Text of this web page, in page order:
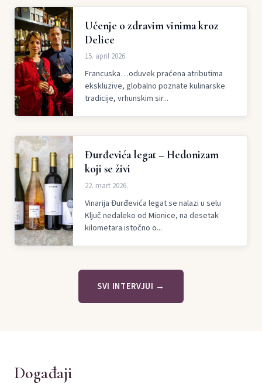
Učenje o zdravim vinima kroz
Delice
15. april 2026.
Francuska…oduvek praćena atributima
ekskluzive, globalno poznate kulinarske
tradicije, vrhunskim sir...
Đurđevića legat – Hedonizam
koji se živi
22. mart 2026.
Vinarija Đurđevića legat se nalazi u selu
Ključ nedaleko od Mionice, na desetak
kilometara istočno o...
SVI INTERVJUI →
Događaji